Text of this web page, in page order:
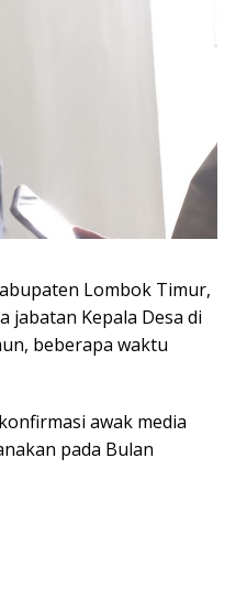
Lombok Timur,
jabatan Kepala Desa di
beberapa waktu
awak media
pada Bulan